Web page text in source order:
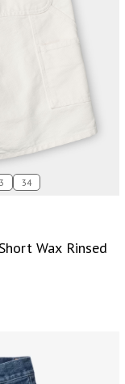
34
Wax Rinsed